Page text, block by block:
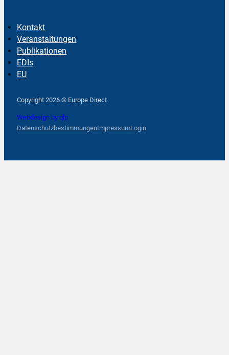
Kontakt
Veranstaltungen
Publikationen
EDIs
EU
Copyright 2026 © Europe Direct
Webdesign by qlp
DatenschutzbestimmungenImpressumLogin